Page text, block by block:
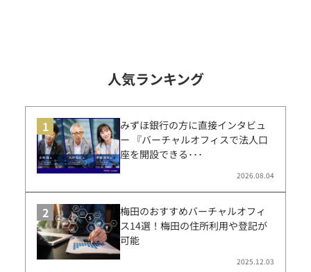
人気ランキング
みずほ銀行の方に直接インタビュ
ー 『バーチャルオフィスで法人口
座を開設できる･･･
2026.08.04
梅田のおすすめバーチャルオフィ
ス14選！梅田の住所利用や登記が
可能
2025.12.03